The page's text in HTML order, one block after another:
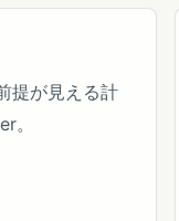
提が見える計
。